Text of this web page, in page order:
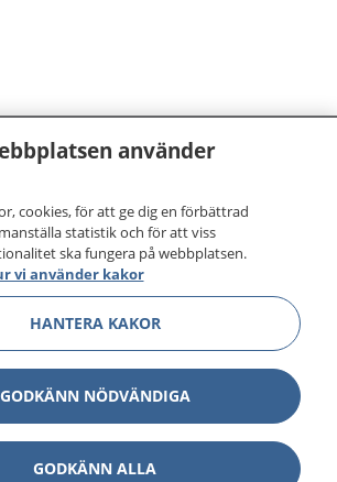
om din hälsa och vård
råd om hälsa och information om
mottagningar du kan kontakta.
din journal och göra dina
telefonnummer 1177 för
dygnet runt.
använder
cookies, för att ge dig en förbättrad
statistik och för att viss
ska fungera på webbplatsen.
vi använder kakor
HANTERA KAKOR
GODKÄNN NÖDVÄNDIGA
GODKÄNN ALLA